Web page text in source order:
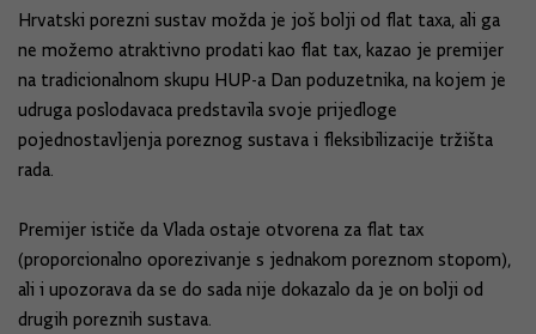
Hrvatski porezni sustav možda je još bolji od flat taxa, ali ga
ne možemo atraktivno prodati kao flat tax, kazao je premijer
na tradicionalnom skupu HUP-a Dan poduzetnika, na kojem je
udruga poslodavaca predstavila svoje prijedloge
pojednostavljenja poreznog sustava i fleksibilizacije tržišta
rada.
Premijer ističe da Vlada ostaje otvorena za flat tax
(proporcionalno oporezivanje s jednakom poreznom stopom),
ali i upozorava da se do sada nije dokazalo da je on bolji od
drugih poreznih sustava.